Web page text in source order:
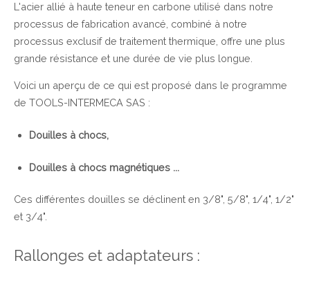
L'acier allié à haute teneur en carbone utilisé dans notre
processus de fabrication avancé, combiné à notre
processus exclusif de traitement thermique, offre une plus
grande résistance et une durée de vie plus longue.
Voici un aperçu de ce qui est proposé dans le programme
de TOOLS-INTERMECA SAS :
Douilles à chocs,
Douilles à chocs magnétiques ...
Ces différentes douilles se déclinent en 3/8", 5/8", 1/4", 1/2"
et 3/4".
Rallonges et adaptateurs :